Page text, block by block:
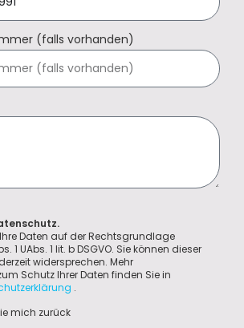
(falls vorhanden)
Daten auf der Rechtsgrundlage
1 UAbs. 1 lit. b DSGVO. Sie können dieser
widersprechen. Mehr
Schutz Ihrer Daten finden Sie in
.
mich zurück